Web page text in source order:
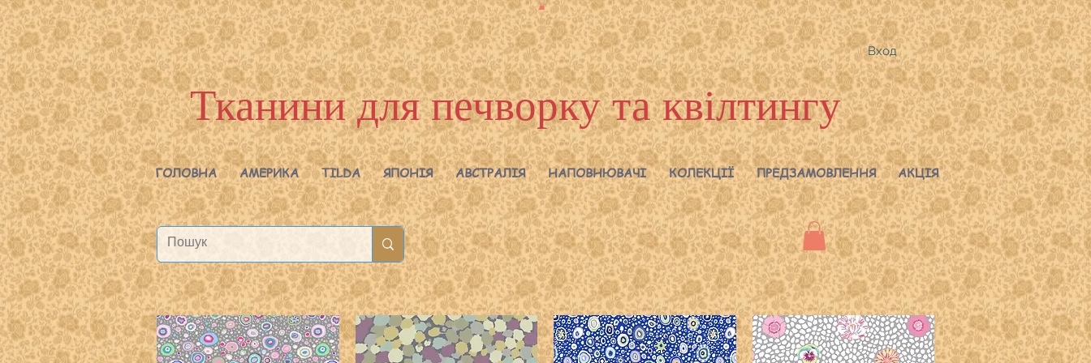
Вход
Тканини для печворку та квілтингу
ГОЛОВНА АМЕРИКА TILDA ЯПОНІЯ АВСТРАЛІЯ НАПОВНЮВАЧІ КОЛЕКЦІЇ ПРЕДЗАМОВЛЕННЯ АКЦІЯ